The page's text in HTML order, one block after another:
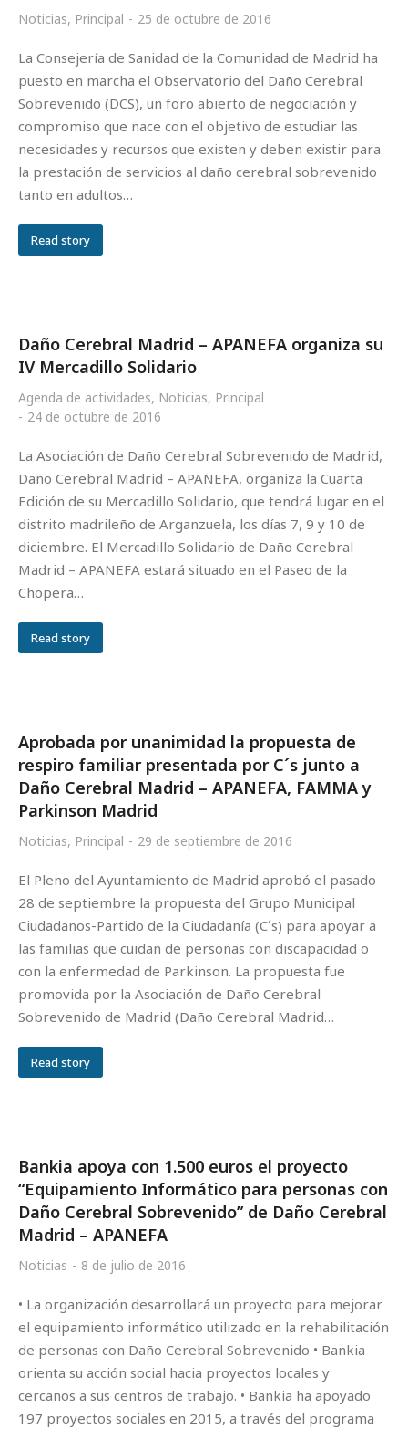
Noticias, Principal 25 de octubre de 2016
La Consejería de Sanidad de la Comunidad de Madrid ha
puesto en marcha el Observatorio del Daño Cerebral
Sobrevenido (DCS), un foro abierto de negociación y
compromiso que nace con el objetivo de estudiar las
necesidades y recursos que existen y deben existir para
la prestación de servicios al daño cerebral sobrevenido
tanto en adultos…
Read story
Daño Cerebral Madrid – APANEFA organiza su
IV Mercadillo Solidario
Agenda de actividades, Noticias, Principal
24 de octubre de 2016
La Asociación de Daño Cerebral Sobrevenido de Madrid,
Daño Cerebral Madrid – APANEFA, organiza la Cuarta
Edición de su Mercadillo Solidario, que tendrá lugar en el
distrito madrileño de Arganzuela, los días 7, 9 y 10 de
diciembre. El Mercadillo Solidario de Daño Cerebral
Madrid – APANEFA estará situado en el Paseo de la
Chopera…
Read story
Aprobada por unanimidad la propuesta de
respiro familiar presentada por C´s junto a
Daño Cerebral Madrid – APANEFA, FAMMA y
Parkinson Madrid
Noticias, Principal 29 de septiembre de 2016
El Pleno del Ayuntamiento de Madrid aprobó el pasado
28 de septiembre la propuesta del Grupo Municipal
Ciudadanos-Partido de la Ciudadanía (C´s) para apoyar a
las familias que cuidan de personas con discapacidad o
con la enfermedad de Parkinson. La propuesta fue
promovida por la Asociación de Daño Cerebral
Sobrevenido de Madrid (Daño Cerebral Madrid…
Read story
Bankia apoya con 1.500 euros el proyecto
“Equipamiento Informático para personas con
Daño Cerebral Sobrevenido” de Daño Cerebral
Madrid – APANEFA
Noticias 8 de julio de 2016
• La organización desarrollará un proyecto para mejorar
el equipamiento informático utilizado en la rehabilitación
de personas con Daño Cerebral Sobrevenido • Bankia
orienta su acción social hacia proyectos locales y
cercanos a sus centros de trabajo. • Bankia ha apoyado
197 proyectos sociales en 2015, a través del programa